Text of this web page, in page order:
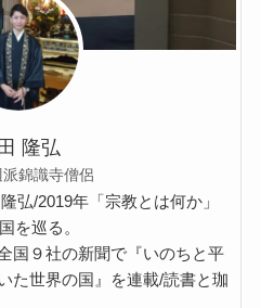
隆弘
錦識寺僧侶
弘/2019年「宗教とは何か」
を巡る。
国９社の新聞で『いのちと平
た世界の国』を連載/読書と珈